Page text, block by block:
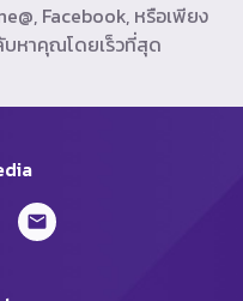
Facebook, หรือเพียง
หาคุณโดยเร็วที่สุด